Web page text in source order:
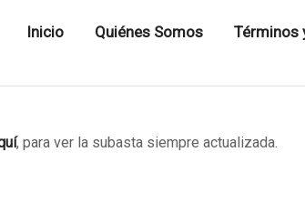
Inicio Quiénes Somos Términos
, para ver la subasta siempre actualizada.